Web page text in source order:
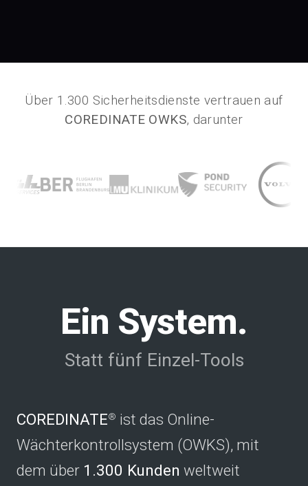
Über 1.300 Sicherheitsdienste vertrauen auf
COREDINATE OWKS, darunter
Ein System.
Statt fünf Einzel-Tools
COREDINATE® ist das Online-
Wächterkontrollsystem (OWKS), mit
dem über 1.300 Kunden weltweit